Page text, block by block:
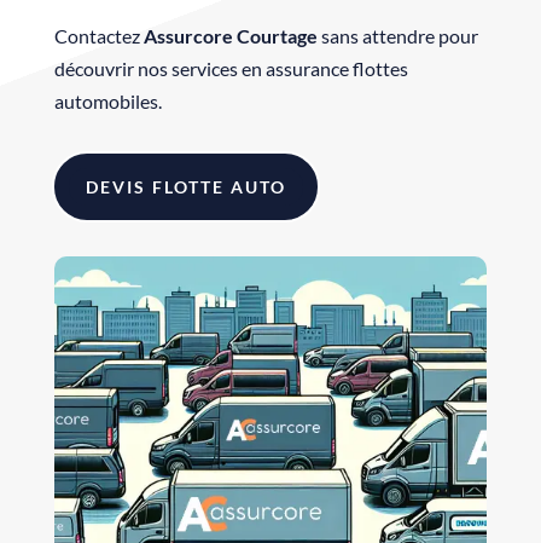
ContactezAssurcore Courtage sans attendre pour
découvrir nos services en assurance flottes
automobiles.
DEVIS FLOTTE AUTO